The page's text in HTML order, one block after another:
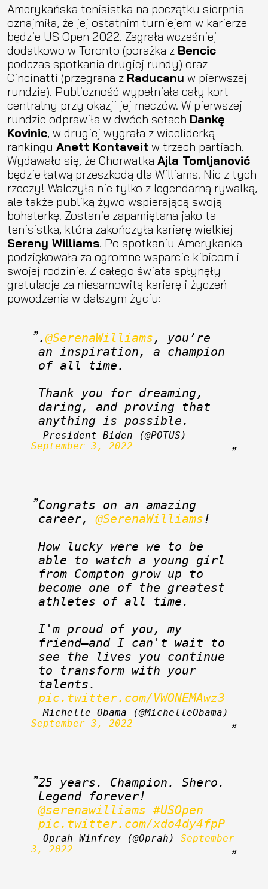
Amerykańska tenisistka na początku sierpnia
oznajmiła, że jej ostatnim turniejem w karierze
będzie US Open 2022. Zagrała wcześniej
dodatkowo w Toronto (porażka z Bencic
podczas spotkania drugiej rundy) oraz
Cincinatti (przegrana z Raducanu w pierwszej
rundzie). Publiczność wypełniała cały kort
centralny przy okazji jej meczów. W pierwszej
rundzie odprawiła w dwóch setach Dankę
Kovinic, w drugiej wygrała z wiceliderką
rankingu Anett Kontaveit w trzech partiach.
Wydawało się, że Chorwatka Ajla Tomljanović
będzie łatwą przeszkodą dla Williams. Nic z tych
rzeczy! Walczyła nie tylko z legendarną rywalką,
ale także publiką żywo wspierającą swoją
bohaterkę. Zostanie zapamiętana jako ta
tenisistka, która zakończyła karierę wielkiej
Sereny Williams. Po spotkaniu Amerykanka
podziękowała za ogromne wsparcie kibicom i
swojej rodzinie. Z całego świata spłynęły
gratulacje za niesamowitą karierę i życzeń
powodzenia w dalszym życiu:
.@SerenaWilliams, you’re
an inspiration, a champion
of all time.
Thank you for dreaming,
daring, and proving that
anything is possible.
September 3, 2022
Congrats on an amazing
career, @SerenaWilliams!
How lucky were we to be
able to watch a young girl
from Compton grow up to
become one of the greatest
athletes of all time.
I'm proud of you, my
friend—and I can't wait to
see the lives you continue
to transform with your
pic.twitter.com/VWONEMAwz3
September 3, 2022
25 years. Champion. Shero.
@serenawilliams #USOpen
pic.twitter.com/xdo4dy4fpP
— Oprah Winfrey (@Oprah) September
3, 2022